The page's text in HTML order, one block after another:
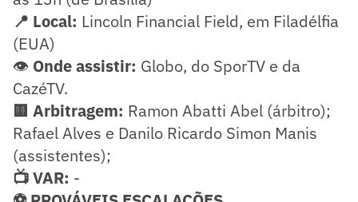
📍 Local: Lincoln Financial Field, em Filadélfia
(EUA)
👁️ Onde assistir: Globo, do SporTV e da
CazéTV.
🟨 Arbitragem: Ramon Abatti Abel (árbitro);
Rafael Alves e Danilo Ricardo Simon Manis
(assistentes);
📺 VAR: -